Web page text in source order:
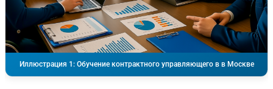
Иллюстрация 1: Обучение контрактного управляющего в в Москве